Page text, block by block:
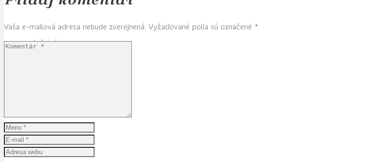
Inšpirácie
Vaša e-mailová adresa nebude zverejnená. Vyžadované polia sú označené *